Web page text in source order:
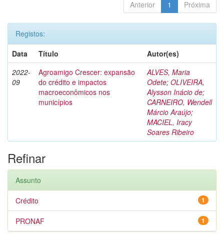
Anterior 1 Próxima
Registos:
Data
Título
Autor(es)
2022-
09
Agroamigo Crescer: expansão
do crédito e impactos
macroeconômicos nos
municípios
ALVES, Maria
Odete; OLIVEIRA,
Alysson Inácio de;
CARNEIRO, Wendell
Márcio Araújo;
MACIEL, Iracy
Soares Ribeiro
Refinar
Assunto
1
Crédito
1
PRONAF